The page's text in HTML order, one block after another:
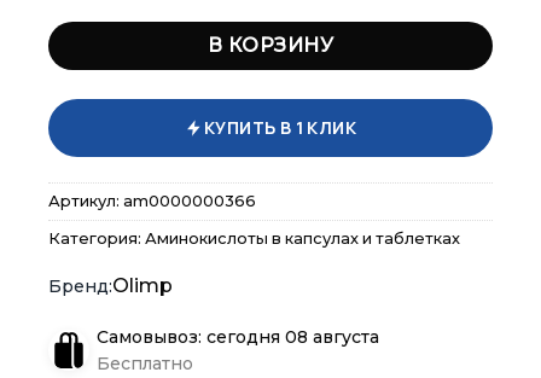
В КОРЗИНУ
КУПИТЬ В 1 КЛИК
Артикул: am0000000366
Категория: Аминокислоты в капсулах и таблетках
Olimp
Самовывоз: сегодня 08 августа
Бесплатно
Меню
Каталог
Меню
Каталог
Меню
Каталог